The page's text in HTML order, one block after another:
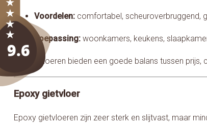
Voordelen:comfortabel, scheuroverbruggend,
Toepassing:woonkamers, keukens,
PU gietvloeren bieden een goede balans tussen prijs,
Epoxy gietvloer
Epoxy gietvloeren zijn zeer sterk en slijtvast, maar